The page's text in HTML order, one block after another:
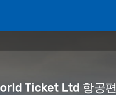
Ticket Ltd 항공편